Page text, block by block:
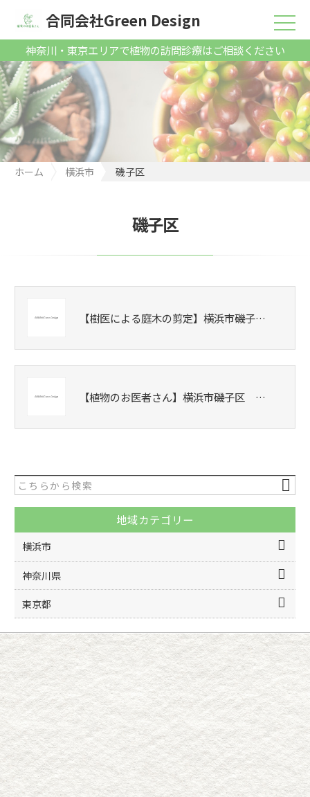
神奈川・東京エリアで植物の訪問診療はご相談ください
合同会社Green Design
ホーム 横浜市 磯子区
磯子区
【樹医による庭木の剪定】横浜市磯子…
【植物のお医者さん】横浜市磯子区 …
地域カテゴリー
横浜市
神奈川県
東京都